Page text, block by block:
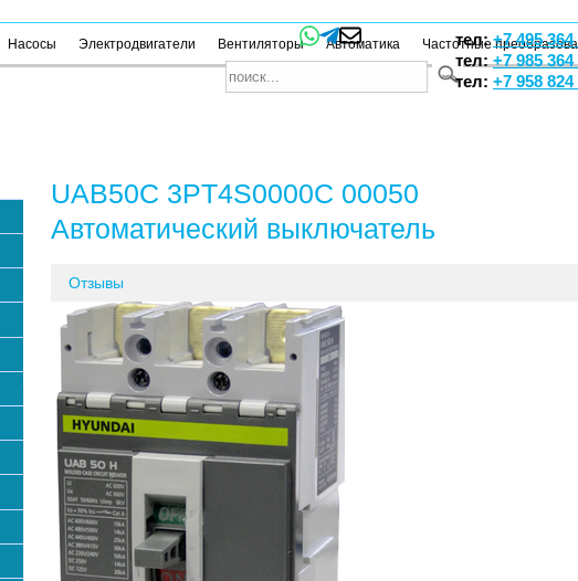
тел:+7 495 364
тел:+7 985 364
тел: +7 958 824
Насосы Электродвигатели Вентиляторы Автоматика Частотные
UAB50C 3PT4S0000C 00050
Автоматический выключатель
Отзывы